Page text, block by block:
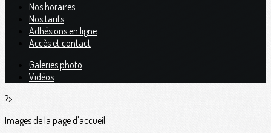
Nos horaires
Nos tarifs
Adhésions en ligne
Accès et contact
Galeries photo
Vidéos
?>
Images de la page d'accueil